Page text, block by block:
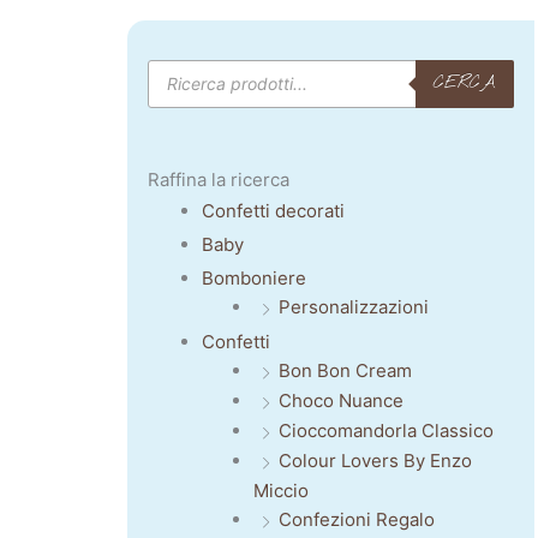
Products
search CERCA
Raffina la ricerca
Confetti decorati
Baby
Bomboniere
Personalizzazioni
Confetti
Bon Bon Cream
Choco Nuance
Cioccomandorla Classico
Colour Lovers By Enzo
Miccio
Confezioni Regalo